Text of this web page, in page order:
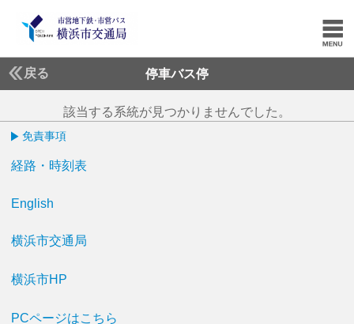
戻る 停車バス停
該当する系統が見つかりませんでした。
免責事項
経路・時刻表
English
横浜市交通局
横浜市HP
PCページはこちら